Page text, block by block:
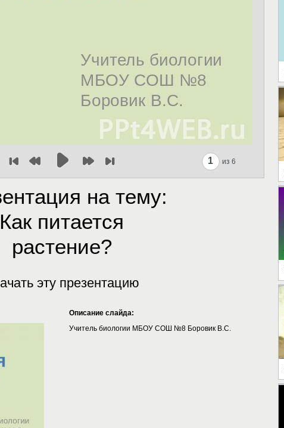
1 из 6
на тему:
Как питается
растение?
эту презентацию
Описание слайда:
Учитель биологии МБОУ СОШ №8 Боровик В.С.